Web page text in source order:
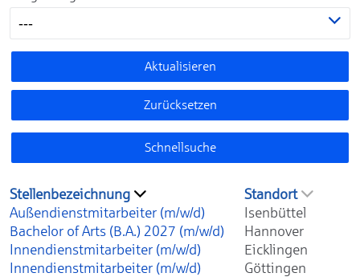
---
Aktualisieren
Zurücksetzen
Schnellsuche
Stellenbezeichnung
Standort
Außendienstmitarbeiter (m/w/d)
Isenbüttel
Bachelor of Arts (B.A.) 2027 (m/w/d)
Hannover
Innendienstmitarbeiter (m/w/d)
Eicklingen
Innendienstmitarbeiter (m/w/d)
Göttingen